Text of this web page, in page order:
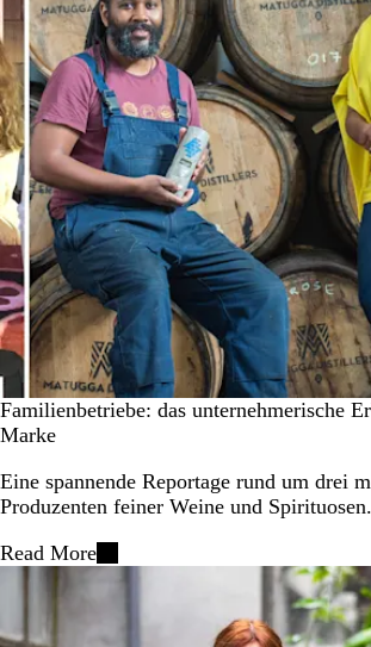
Familienbetriebe: das unternehmerische
Marke
Eine spannende Reportage rund um drei
Produzenten feiner Weine und Spirituosen.
Read More